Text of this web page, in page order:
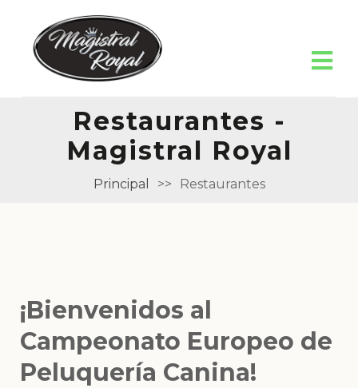
Restaurantes -
Magistral Royal
Principal >> Restaurantes
¡Bienvenidos al
Campeonato Europeo de
Peluquería Canina!